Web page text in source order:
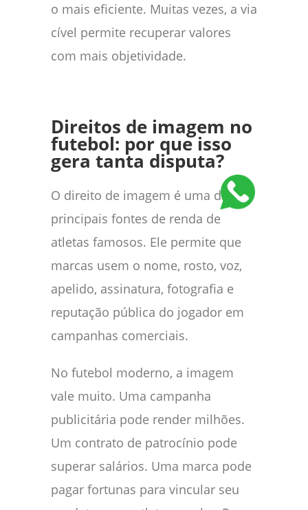
o mais eficiente. Muitas vezes, a via
cível permite recuperar valores
com mais objetividade.
Direitos de imagem no
futebol: por que isso
gera tanta disputa?
O direito de imagem é uma das
principais fontes de renda de
atletas famosos. Ele permite que
marcas usem o nome, rosto, voz,
apelido, assinatura, fotografia e
reputação pública do jogador em
campanhas comerciais.
No futebol moderno, a imagem
vale muito. Uma campanha
publicitária pode render milhões.
Um contrato de patrocínio pode
superar salários. Uma marca pode
pagar fortunas para vincular seu